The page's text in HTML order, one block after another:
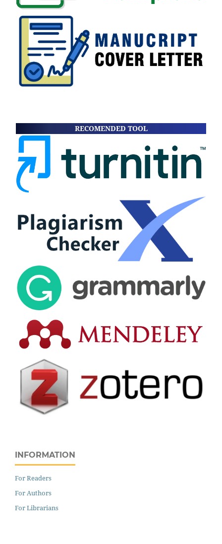
RECOMENDED TOOL
INFORMATION
For Readers
For Authors
For Librarians